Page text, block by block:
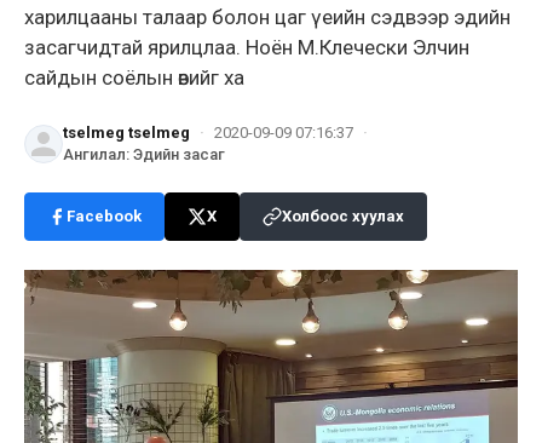
харилцааны талаар болон цаг үеийн сэдвээр эдийн
засагчидтай ярилцлаа. Ноён М.Клечески Элчин
сайдын соёлын өвийг ха
tselmeg tselmeg · 2020-09-09 07:16:37 ·
Ангилал: Эдийн засаг
Facebook X Холбоос хуулах